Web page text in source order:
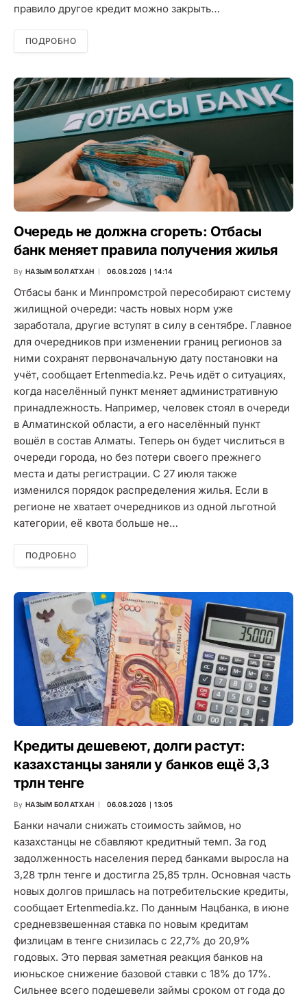
правило другое кредит можно закрыть…
ПОДРОБНО
Очередь не должна сгореть: Отбасы
банк меняет правила получения жилья
By НАЗЫМ БОЛАТХАН 06.08.2026 ∣ 14:14
Отбасы банк и Минпромстрой пересобирают систему
жилищной очереди: часть новых норм уже
заработала, другие вступят в силу в сентябре. Главное
для очередников при изменении границ регионов за
ними сохранят первоначальную дату постановки на
учёт, сообщает Ertenmedia.kz. Речь идёт о ситуациях,
когда населённый пункт меняет административную
принадлежность. Например, человек стоял в очереди
в Алматинской области, а его населённый пункт
вошёл в состав Алматы. Теперь он будет числиться в
очереди города, но без потери своего прежнего
места и даты регистрации. С 27 июля также
изменился порядок распределения жилья. Если в
регионе не хватает очередников из одной льготной
категории, её квота больше не…
ПОДРОБНО
Кредиты дешевеют, долги растут:
казахстанцы заняли у банков ещё 3,3
трлн тенге
By НАЗЫМ БОЛАТХАН 06.08.2026 ∣ 13:05
Банки начали снижать стоимость займов, но
казахстанцы не сбавляют кредитный темп. За год
задолженность населения перед банками выросла на
3,28 трлн тенге и достигла 25,85 трлн. Основная часть
новых долгов пришлась на потребительские кредиты,
сообщает Ertenmedia.kz. По данным Нацбанка, в июне
средневзвешенная ставка по новым кредитам
физлицам в тенге снизилась с 22,7% до 20,9%
годовых. Это первая заметная реакция банков на
июньское снижение базовой ставки с 18% до 17%.
Сильнее всего подешевели займы сроком от года до